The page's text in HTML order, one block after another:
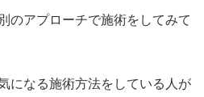
のアプローチで施術をしてみて
になる施術方法をしている人が